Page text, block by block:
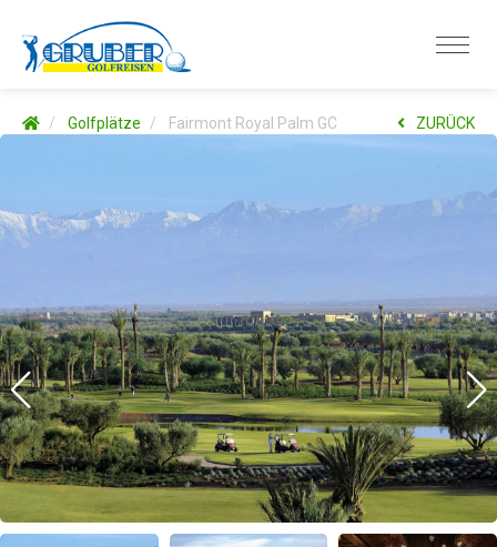
Golfplätze Fairmont Royal Palm GC ZURÜCK